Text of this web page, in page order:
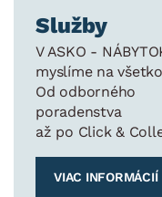
Služby
V ASKO -
myslíme na
Od odborného
poradenstva
až po Click &
VIAC INFORMÁCIÍ